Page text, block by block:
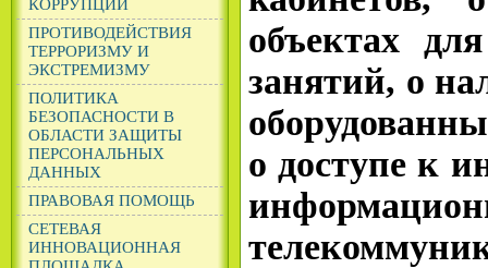
КОРРУПЦИИ
ПРОТИВОДЕЙСТВИЯ
ТЕРРОРИЗМУ И
ЭКСТРЕМИЗМУ
ПОЛИТИКА
БЕЗОПАСНОСТИ В
ОБЛАСТИ ЗАЩИТЫ
ПЕРСОНАЛЬНЫХ
ДАННЫХ
ПРАВОВАЯ ПОМОЩЬ
СЕТЕВАЯ
ИННОВАЦИОННАЯ
объектах
занятий, о
о доступе к